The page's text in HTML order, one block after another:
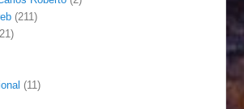
(211)
(11)